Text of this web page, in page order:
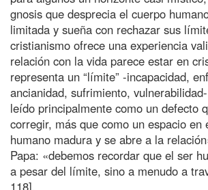
gnosis que desprecia el cuerpo
limitada y sueña con rechazar sus
cristianismo ofrece una experiencia
relación con la vida parece estar en
representa un “límite” -incapacidad,
ancianidad, sufrimiento,
leído principalmente como un defecto
corregir, más que como un espacio en
humano madura y se abre a la
Papa: «debemos recordar que el ser
a pesar del límite, sino a menudo a
118].